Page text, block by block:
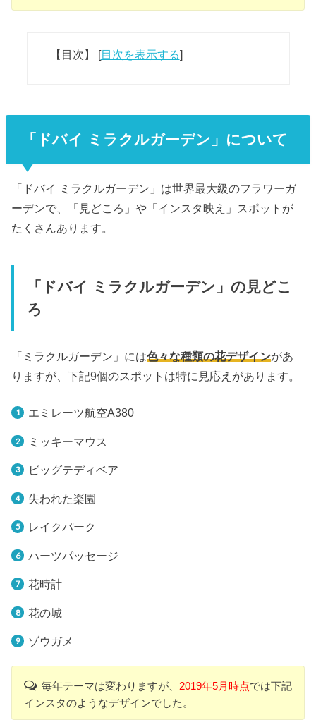
【目次】 [目次を表示する]
「ドバイ ミラクルガーデン」について
「ドバイ ミラクルガーデン」は世界最大級のフラワーガ
ーデンで、「見どころ」や「インスタ映え」スポットが
たくさんあります。
「ドバイ ミラクルガーデン」の見どこ
ろ
「ミラクルガーデン」には色々な種類の花デザインがあ
りますが、下記9個のスポットは特に見応えがあります。
エミレーツ航空A380
ミッキーマウス
ビッグテディベア
失われた楽園
レイクパーク
ハーツパッセージ
花時計
花の城
ゾウガメ
毎年テーマは変わりますが、 2019年5月時点では下記
インスタのようなデザインでした。